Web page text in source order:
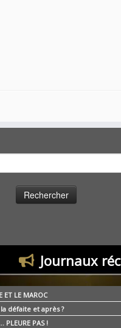
Journaux
ET LE MAROC
défaite et après ?
PLEURE PAS !